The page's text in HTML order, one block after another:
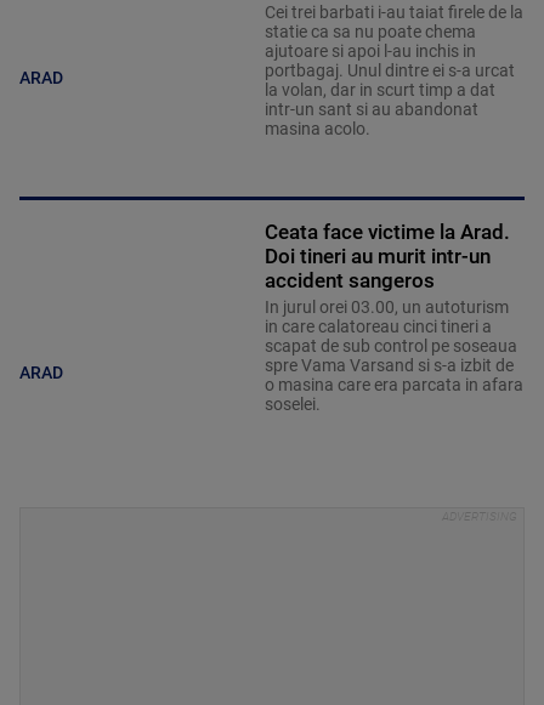
ARAD
Cei trei barbati i-au taiat firele de la
statie ca sa nu poate chema
ajutoare si apoi l-au inchis in
portbagaj. Unul dintre ei s-a urcat
la volan, dar in scurt timp a dat
intr-un sant si au abandonat
masina acolo.
ARAD
Ceata face victime la Arad.
Doi tineri au murit intr-un
accident sangeros
In jurul orei 03.00, un autoturism
in care calatoreau cinci tineri a
scapat de sub control pe soseaua
spre Vama Varsand si s-a izbit de
o masina care era parcata in afara
soselei.